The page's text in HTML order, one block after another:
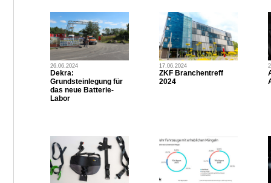
26.06.2024
Dekra:
Grundsteinlegung für
das neue Batterie-
Labor
17.06.2024
ZKF Branchentreff
2024